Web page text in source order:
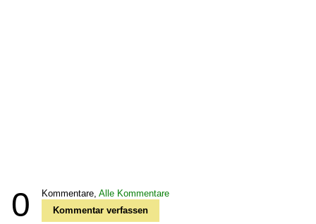
0 Kommentare, Alle Kommentare
Kommentar verfassen